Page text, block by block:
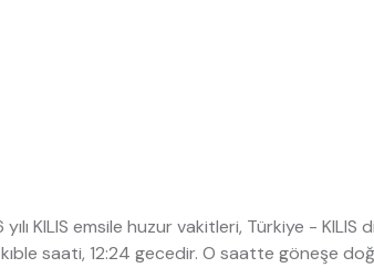
KILIS emsile huzur vakitleri, Türkiye -
kıble saati, 12:24 gecedir. O saatte göneşe